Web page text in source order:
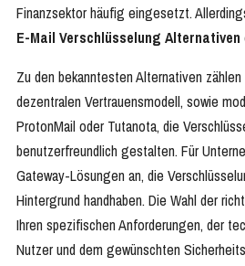
Finanzsektor häufig eingesetzt.
E-Mail Verschlüsselung Alternativen
Zu den bekanntesten Alternativen
dezentralen Vertrauensmodell, sowie
ProtonMail oder Tutanota, die
benutzerfreundlich gestalten. Für
Gateway-Lösungen an, die
Hintergrund handhaben. Die Wahl der
Ihren spezifischen Anforderungen, der
Nutzer und dem gewünschten